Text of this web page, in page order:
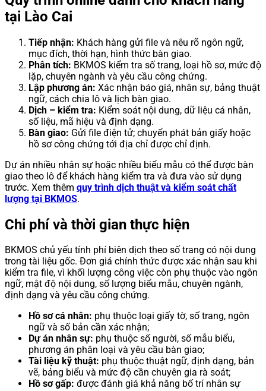
tại Lào Cai
Tiếp nhận: Khách hàng gửi file và nêu rõ ngôn ngữ,
mục đích, thời hạn, hình thức bàn giao.
Phân tích: BKMOS kiểm tra số trang, loại hồ sơ, mức độ
lặp, chuyên ngành và yêu cầu công chứng.
Lập phương án: Xác nhận báo giá, nhân sự, bảng thuật
ngữ, cách chia lô và lịch bàn giao.
Dịch – kiểm tra: Kiểm soát nội dung, dữ liệu cá nhân,
số liệu, mã hiệu và định dạng.
Bàn giao: Gửi file điện tử; chuyển phát bản giấy hoặc
hồ sơ công chứng tới địa chỉ được chỉ định.
Dự án nhiều nhân sự hoặc nhiều biểu mẫu có thể được bàn
giao theo lô để khách hàng kiểm tra và đưa vào sử dụng
trước. Xem thêm quy trình dịch thuật và kiểm soát chất
lượng tại BKMOS.
Chi phí và thời gian thực hiện
BKMOS chủ yếu tính phí biên dịch theo số trang có nội dung
trong tài liệu gốc. Đơn giá chính thức được xác nhận sau khi
kiểm tra file, vì khối lượng công việc còn phụ thuộc vào ngôn
ngữ, mật độ nội dung, số lượng biểu mẫu, chuyên ngành,
định dạng và yêu cầu công chứng.
Hồ sơ cá nhân: phụ thuộc loại giấy tờ, số trang, ngôn
ngữ và số bản cần xác nhận;
Dự án nhân sự: phụ thuộc số người, số mẫu biểu,
phương án phân loại và yêu cầu bàn giao;
Tài liệu kỹ thuật: phụ thuộc thuật ngữ, định dạng, bản
vẽ, bảng biểu và mức độ cần chuyên gia rà soát;
Hồ sơ gấp: được đánh giá khả năng bố trí nhân sự